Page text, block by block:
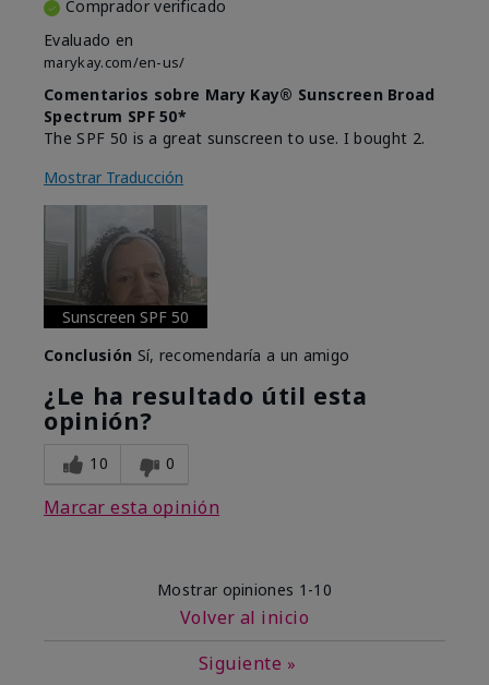
Comprador verificado
Evaluado en
marykay.com/en-us/
Comentarios sobre Mary Kay® Sunscreen Broad
Spectrum SPF 50*
The SPF 50 is a great sunscreen to use. I bought 2.
Mostrar Traducción
Sunscreen SPF 50
Conclusión Sí, recomendaría a un amigo
¿Le ha resultado útil esta
opinión?
10 0
Marcar esta opinión
Mostrar opiniones 1-10
Volver al inicio
Siguiente »